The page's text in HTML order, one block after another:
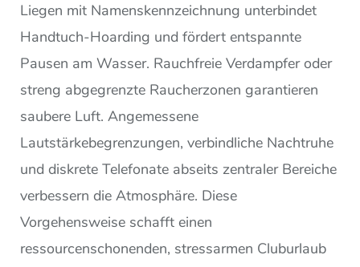
Liegen mit Namenskennzeichnung unterbindet
Handtuch-Hoarding und fördert entspannte
Pausen am Wasser. Rauchfreie Verdampfer oder
streng abgegrenzte Raucherzonen garantieren
saubere Luft. Angemessene
Lautstärkebegrenzungen, verbindliche Nachtruhe
und diskrete Telefonate abseits zentraler Bereiche
verbessern die Atmosphäre. Diese
Vorgehensweise schafft einen
ressourcenschonenden, stressarmen Cluburlaub